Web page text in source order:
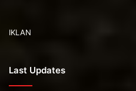
IKLAN
Last Updates